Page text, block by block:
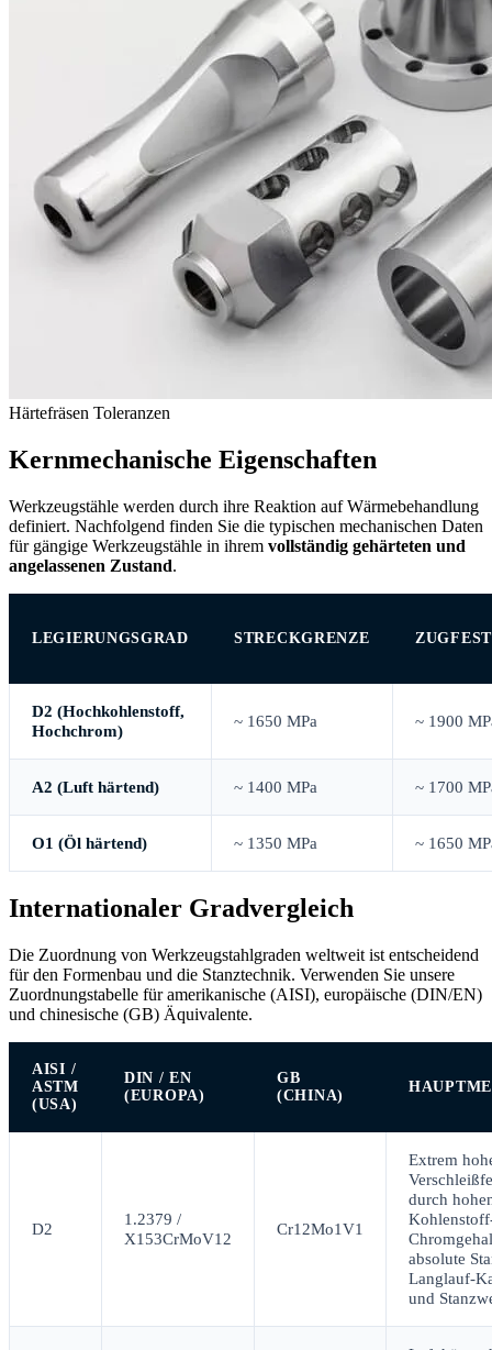
Härtefräsen Toleranzen
Kernmechanische Eigenschaften
Werkzeugstähle werden durch ihre Reaktion auf Wärmebehandlung
definiert. Nachfolgend finden Sie die typischen mechanischen Daten
für gängige Werkzeugstähle in ihrem vollständig gehärteten und
angelassenen Zustand.
LEGIERUNGSGRAD STRECKGRENZE
D2 (Hochkohlenstoff,
Hochchrom)
~ 1650 MPa ~ 1900
A2 (Luft härtend) ~ 1400 MPa ~ 1700
O1 (Öl härtend) ~ 1350 MPa ~ 1650
Internationaler Gradvergleich
Die Zuordnung von Werkzeugstahlgraden weltweit ist entscheidend
für den Formenbau und die Stanztechnik. Verwenden Sie unsere
Zuordnungstabelle für amerikanische (AISI), europäische (DIN/EN)
und chinesische (GB) Äquivalente.
AISI /
ASTM
(USA)
DIN / EN
(EUROPA)
GB
(CHINA)
D2
1.2379 /
X153CrMoV12
Cr12Mo1V1
Extrem
durch
absolute
Langlauf-
und